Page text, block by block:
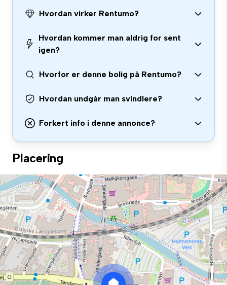
Hvordan virker Rentumo?
Hvordan kommer man aldrig for sent
igen?
Hvorfor er denne bolig på Rentumo?
Hvordan undgår man svindlere?
Forkert info i denne annonce?
Placering